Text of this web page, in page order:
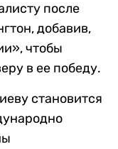
после
добавив,
чтобы
в ее победу.
становится